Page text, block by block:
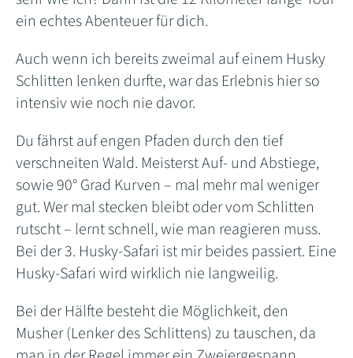
ein echtes Abenteuer für dich.
Auch wenn ich bereits zweimal auf einem Husky
Schlitten lenken durfte, war das Erlebnis hier so
intensiv wie noch nie davor.
Du fährst auf engen Pfaden durch den tief
verschneiten Wald. Meisterst Auf- und Abstiege,
sowie 90° Grad Kurven – mal mehr mal weniger
gut. Wer mal stecken bleibt oder vom Schlitten
rutscht – lernt schnell, wie man reagieren muss.
Bei der 3. Husky-Safari ist mir beides passiert. Eine
Husky-Safari wird wirklich nie langweilig.
Bei der Hälfte besteht die Möglichkeit, den
Musher (Lenker des Schlittens) zu tauschen, da